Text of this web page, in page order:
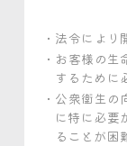
法令により
お客様の生
するために
公衆衛生の
に特に必要
ることが困